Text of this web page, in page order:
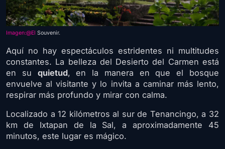
Imagen:@El Souvenir.
Aquí no hay espectáculos estridentes ni multitudes
constantes. La belleza del Desierto del Carmen está
en su quietud, en la manera en que el bosque
envuelve al visitante y lo invita a caminar más lento,
respirar más profundo y mirar con calma.
Localizado a 12 kilómetros al sur de Tenancingo, a 32
km de Ixtapan de la Sal, a aproximadamente 45
minutos, este lugar es mágico.